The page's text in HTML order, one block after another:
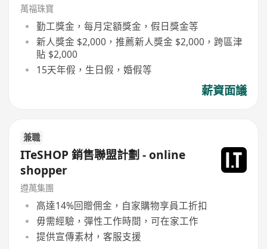
萬福珠寶
勤工獎金，每月定額獎金，假日獎金等
新人獎金 $2,000，推薦新人獎金 $2,000，跨區津
貼 $2,000
15天年假，生日假，婚假等
薪資面議
兼職
ITeSHOP 銷售聯盟計劃 - online
shopper
遵萬集團
高達14%回贈佣金，自家購物享員工折扣
毋需經驗，彈性工作時間，可在家工作
提供宣傳素材，客服支援